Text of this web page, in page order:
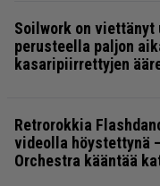
Soilwork on viettänyt
perusteella paljon
kasaripiirrettyjen
Retrorokkia
videolla höystettynä
Orchestra kääntää